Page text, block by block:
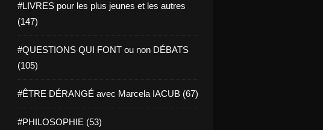
#LIVRES pour les plus jeunes et les autres
(147)
#QUESTIONS QUI FONT ou non DÉBATS
(105)
#ÊTRE DÉRANGÉ avec Marcela IACUB (67)
#PHILOSOPHIE (53)